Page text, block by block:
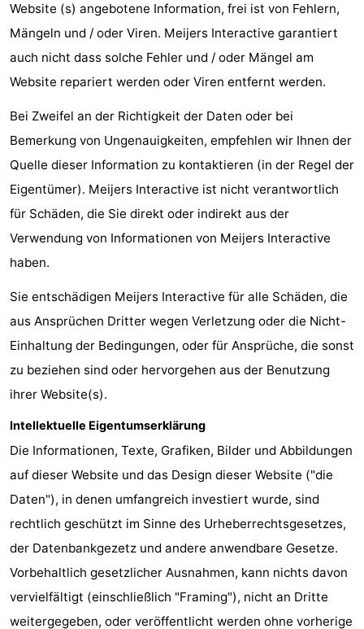
und
Einkäufen
Warenhäuser
Veranstaltungen
Kanale
Homohauptstadt
Rotlichtviertel
Geschichte
Stadt
der
Diamante
Plätze
im
Zentrum
Gärten
und
Parks
Stadtviertel
Umgebung
-
Nordholland
-
Website (s) angebotene Information, frei ist von Fehlern,
Mängeln und / oder Viren. Meijers Interactive garantiert
auch nicht dass solche Fehler und / oder Mängel am
Website repariert werden oder Viren entfernt werden.
Bei Zweifel an der Richtigkeit der Daten oder bei
Bemerkung von Ungenauigkeiten, empfehlen wir Ihnen der
Quelle dieser Information zu kontaktieren (in der Regel der
Eigentümer). Meijers Interactive ist nicht verantwortlich
für Schäden, die Sie direkt oder indirekt aus der
Verwendung von Informationen von Meijers Interactive
haben.
Sie entschädigen Meijers Interactive für alle Schäden, die
aus Ansprüchen Dritter wegen Verletzung oder die Nicht-
Einhaltung der Bedingungen, oder für Ansprüche, die sonst
zu beziehen sind oder hervorgehen aus der Benutzung
ihrer Website(s).
Intellektuelle Eigentumserklärung
Die Informationen, Texte, Grafiken, Bilder und Abbildungen
auf dieser Website und das Design dieser Website ("die
Daten"), in denen umfangreich investiert wurde, sind
rechtlich geschützt im Sinne des Urheberrechtsgesetzes,
der Datenbankgezetz und andere anwendbare Gesetze.
Vorbehaltlich gesetzlicher Ausnahmen, kann nichts davon
vervielfältigt (einschließlich "Framing"), nicht an Dritte
weitergegeben, oder veröffentlicht werden ohne vorherige